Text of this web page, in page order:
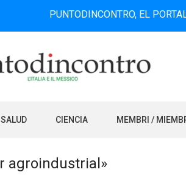
PUNTODINCONTRO, EL PORTAL DE
SALUD CIENCIA MEMBRI /
agroindustrial»